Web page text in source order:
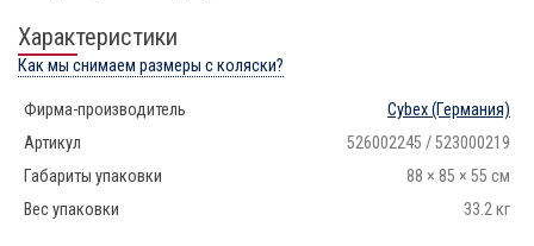
Характеристики
Как мы снимаем размеры с коляски?
Фирма-производитель Cybex(Германия)
Артикул
526002245 / 523000219
Габариты упаковки
88 × 85 × 55 см
Вес упаковки
33.2 кг